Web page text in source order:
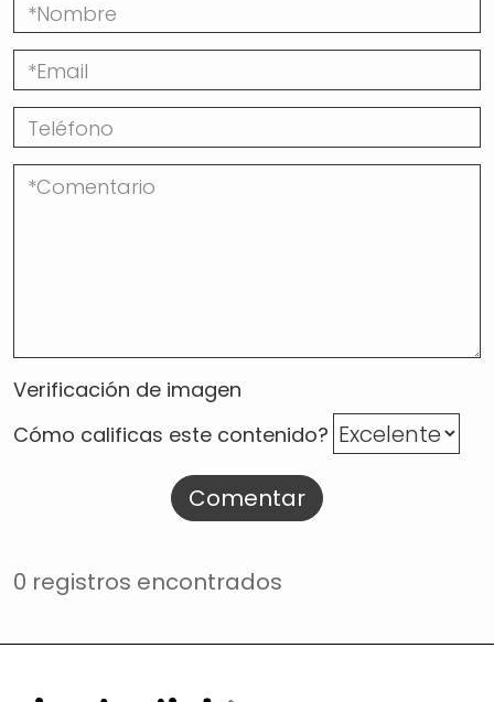
Verificación de imagen
Cómo calificas este contenido?
Comentar
0 registros encontrados